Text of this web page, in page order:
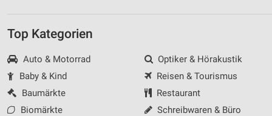
Top Kategorien
Auto & Motorrad
Baby & Kind
Baumärkte
Biomärkte
Optiker & Hörakustik
Reisen & Tourismus
Restaurant
Schreibwaren & Büro